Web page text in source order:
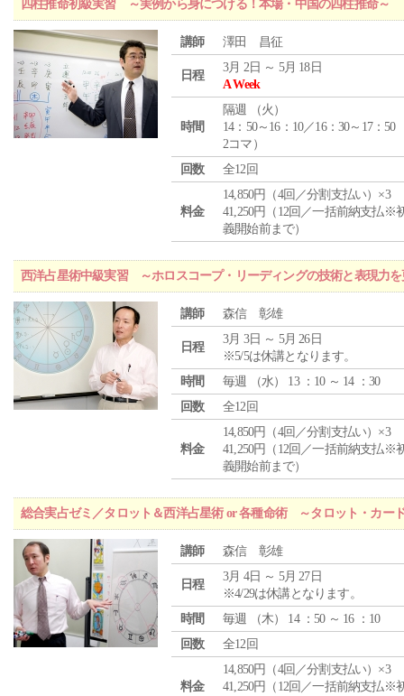
四柱推命初級実習 ～実例から身につける！本場・中国の四柱推命～
講師 澤田 昌征
日程
3月 2日 ～ 5月 18日
A Week
時間
隔週 （火 ）
14：50～16：10／16：30～17：50
2コマ）
回数
全12回
料金
14,850円（4回／分割支払い）×3
41,250円（12回／一括前納支払※
義開始前まで）
西洋占星術中級実習 ～ホロスコープ・リーディングの技術と表現力
講師 森信 彰雄
日程
3月 3日 ～ 5月 26日
※5/5は休講となります。
時間
毎週 （水） 13 ：10 ～ 14 ：30
回数
全12回
料金
14,850円（4回／分割支払い）×3
41,250円（12回／一括前納支払※
義開始前まで）
総合実占ゼミ／タロット＆西洋占星術 or 各種命術 ～タロット・カー
講師 森信 彰雄
日程
3月 4日 ～ 5月 27日
※4/29は休講となります。
時間
毎週 （木） 14 ：50 ～ 16 ：10
回数
全12回
料金
14,850円（4回／分割支払い）×3
41,250円（12回／一括前納支払※